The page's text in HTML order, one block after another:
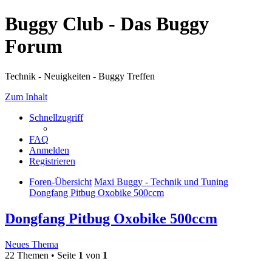
Buggy Club - Das Buggy
Forum
Technik - Neuigkeiten - Buggy Treffen
Zum Inhalt
Schnellzugriff
FAQ
Anmelden
Registrieren
Foren-Übersicht Maxi Buggy - Technik und Tuning
Dongfang Pitbug Oxobike 500ccm
Dongfang Pitbug Oxobike 500ccm
Neues Thema
22 Themen • Seite 1 von 1